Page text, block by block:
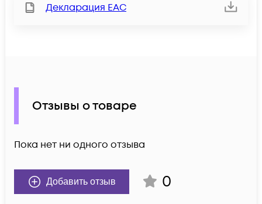
Декларация ЕАС
Отзывы о товаре
Пока нет ни одного отзыва
Добавить отзыв 0